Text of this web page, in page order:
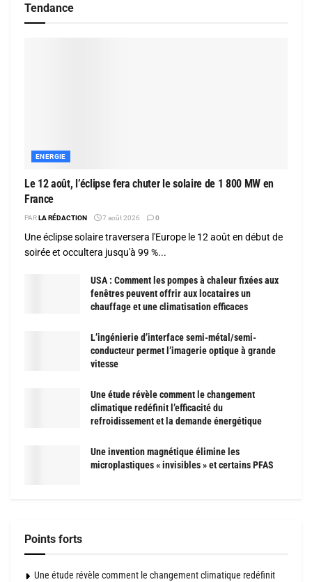
Tendance
ENERGIE
Le 12 août, l’éclipse fera chuter le solaire de 1 800 MW en
France
PARLA RÉDACTION 7 août 2026 0
Une éclipse solaire traversera l'Europe le 12 août en début de
soirée et occultera jusqu'à 99 %...
USA : Comment les pompes à chaleur fixées aux
fenêtres peuvent offrir aux locataires un
chauffage et une climatisation efficaces
L’ingénierie d’interface semi-métal/semi-
conducteur permet l’imagerie optique à grande
vitesse
Une étude révèle comment le changement
climatique redéfinit l’efficacité du
refroidissement et la demande énergétique
Une invention magnétique élimine les
microplastiques « invisibles » et certains PFAS
Points forts
Une étude révèle comment le changement climatique redéfinit